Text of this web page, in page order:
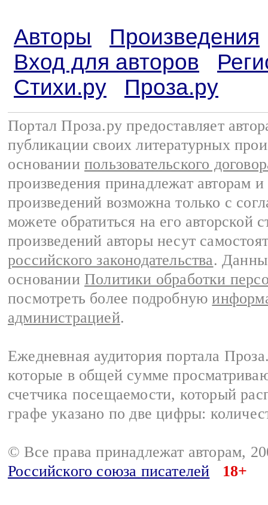
Авторы
Произведения
Вход для авторов
Стихи.ру
Проза.ру
Портал Проза.ру предоставляет
публикации своих литературных
основании пользовательского
произведения принадлежат авторам
произведений возможна только с
можете обратиться на его авторской
произведений авторы несут
российского законодательства.
основании Политики обработки
посмотреть более подробную
администрацией.
Ежедневная аудитория портала
которые в общей сумме
счетчика посещаемости, который
графе указано по две цифры:
© Все права принадлежат авторам,
Российского союза писателей
18+